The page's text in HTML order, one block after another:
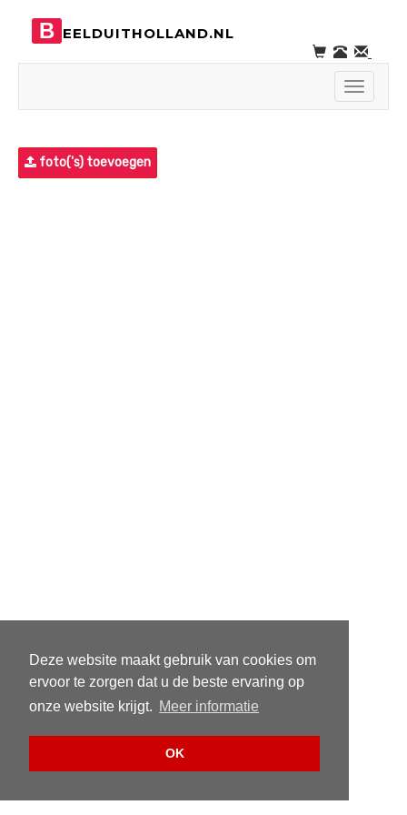
Deze website maakt gebruik van cookies om
ervoor te zorgen dat u de beste ervaring op
onze website krijgt. Meer informatie
OK
B EELDUITHOLLAND.NL
Toggle
foto('s) toevoegen